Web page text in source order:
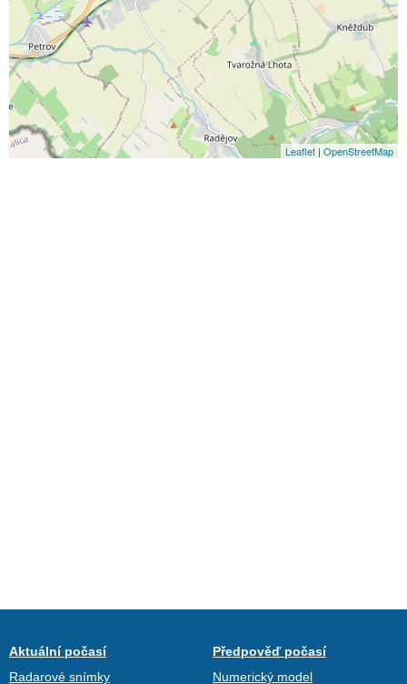
Leaflet | OpenStreetMap
Aktuální počasí
Radarové snímky
Předpověď počasí
Numerický model